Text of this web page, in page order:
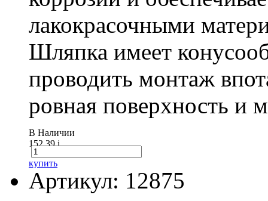
лакокрасочными
Шляпка имеет
проводить монтаж
ровная поверхность и
В Наличии
152.39i
купить
Артикул: 12875